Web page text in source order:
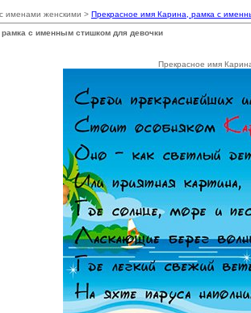
именами женскими > Прекрасное имя Карина, рамка с
с именным стишком для девочки
Прекрасное имя